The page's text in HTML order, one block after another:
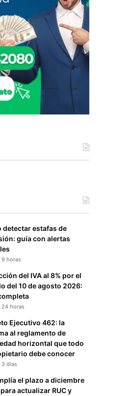
detectar estafas de
guía con alertas
9 horas
del IVA al 8% por el
del 10 de agosto 2026:
24 horas
Ejecutivo 462: la
al reglamento de
horizontal que todo
debe conocer
3 días
el plazo a diciembre
actualizar RUC y